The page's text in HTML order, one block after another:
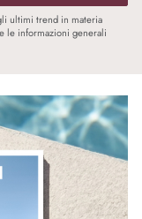
ultimi trend in materia
le informazioni generali